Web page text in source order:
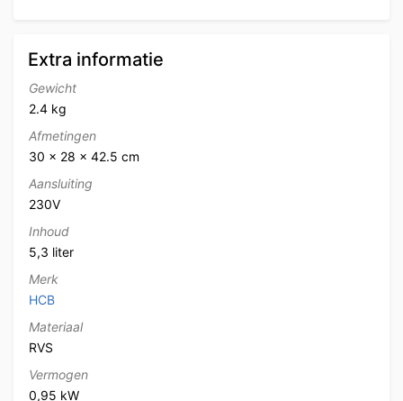
Extra informatie
Gewicht
2.4 kg
Afmetingen
30 × 28 × 42.5 cm
Aansluiting
230V
Inhoud
5,3 liter
Merk
HCB
Materiaal
RVS
Vermogen
0,95 kW